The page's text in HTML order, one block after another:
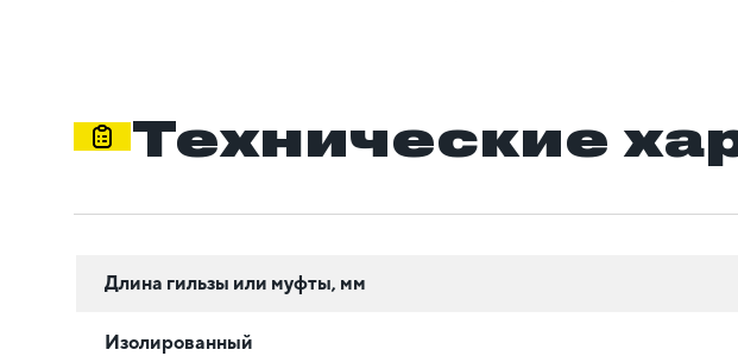
Технические
Длина гильзы или муфты, мм
Изолированный